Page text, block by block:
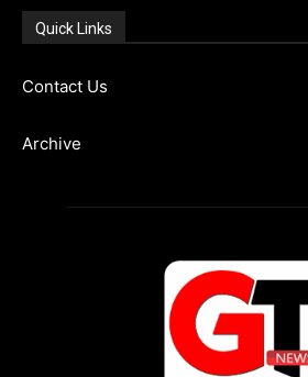
Quick Links
Contact Us
Archive